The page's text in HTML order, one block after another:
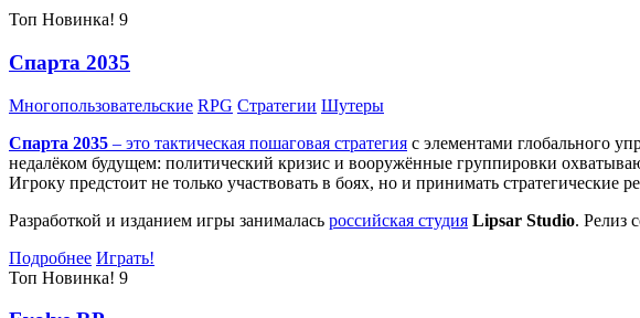
Топ Новинка! 9
Спарта 2035
Многопользовательские RPG Стратегии Шутеры
Спарта 2035 – это тактическая пошаговая стратегия с элементами глобального
недалёком будущем: политический кризис и вооружённые группировки
Игроку предстоит не только участвовать в боях, но и принимать стратегические
Разработкой и изданием игры занималась российская студия Lipsar Studio. Релиз
Подробнее Играть!
Топ Новинка! 9